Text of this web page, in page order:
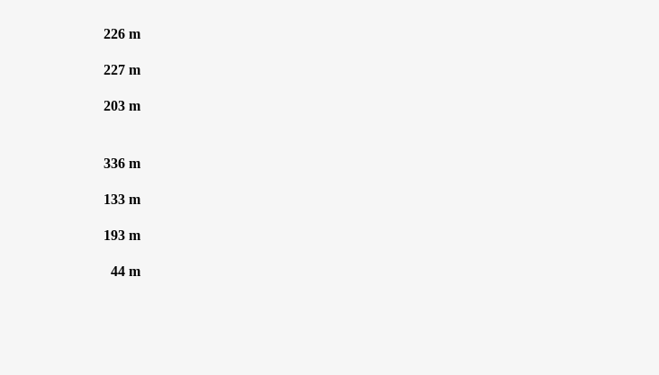
226 m
227 m
203 m
336 m
133 m
193 m
44 m